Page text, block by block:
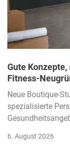
Gute
Fitness-
Neue Boutique-
spezialisierte
6. August 2026